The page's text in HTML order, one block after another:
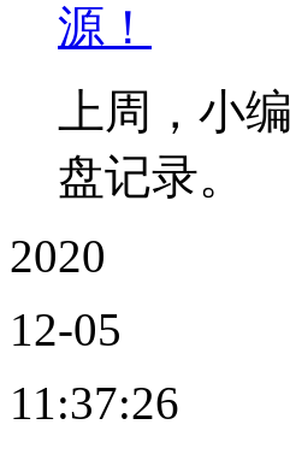
源！
上周，小
盘记录。
2020
12-05
11:37:26